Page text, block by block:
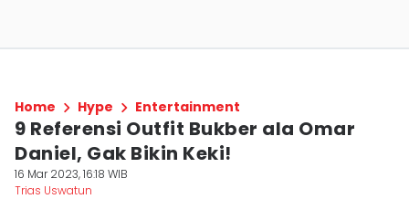
Home Hype Entertainment
9 Referensi Outfit Bukber ala Omar
Daniel, Gak Bikin Keki!
16 Mar 2023, 16:18 WIB
Trias Uswatun